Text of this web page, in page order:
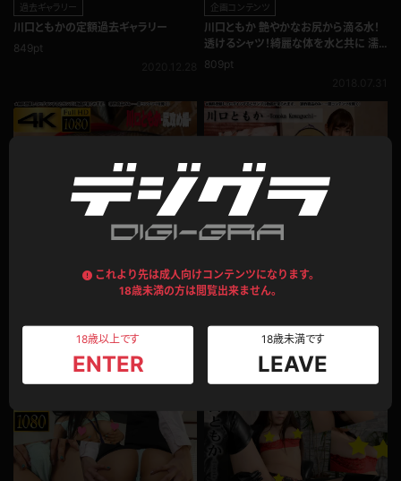
これより先は成人向けコンテンツになります。
18歳未満の方は閲覧出来ません。
18歳以上です
ENTER
18歳未満です
LEAVE
過去ギャラリー
川口ともかの定額過去ギャラリー
849pt
企画コンテンツ
川口ともか 艶やかなお尻から滴る水！
透けるシャツ！綺麗な体を水と共に 濡
れフェチ編
809pt
2018.07.15
写真集動画セット